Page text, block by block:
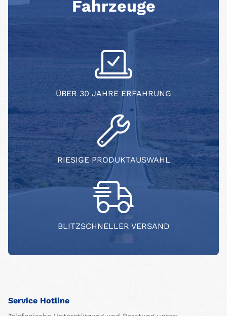
Fahrzeuge
ÜBER 30 JAHRE ERFAHRUNG
RIESIGE PRODUKTAUSWAHL
BLITZSCHNELLER VERSAND
Service Hotline